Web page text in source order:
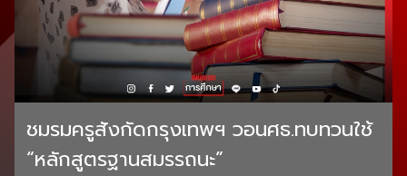
ชมรมครูสังกัดกรุงเทพฯ วอนศธ.ทบทวนใช้
“หลักสูตรฐานสมรรถนะ”